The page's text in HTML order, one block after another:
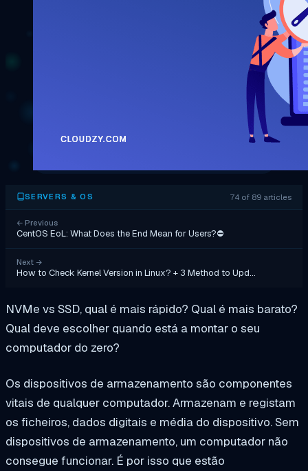
SERVERS & OS 74 of 89 articles
← Previous
CentOS EoL: What Does the End Mean for Users?⛔
Next →
How to Check Kernel Version in Linux? + 3 Method to Upd…
NVMe vs SSD, qual é mais rápido? Qual é mais barato?
Qual deve escolher quando está a montar o seu
computador do zero?
Os dispositivos de armazenamento são componentes
vitais de qualquer computador. Armazenam e registam
os ficheiros, dados digitais e média do dispositivo. Sem
dispositivos de armazenamento, um computador não
consegue funcionar. É por isso que estão